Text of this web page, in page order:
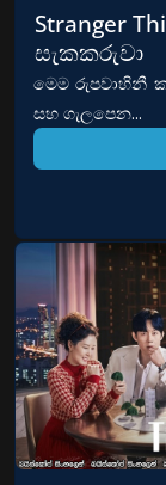
Stranger
සැකකරුවා
මෙම රුපවාහිනී
සහ ගැලපෙන...